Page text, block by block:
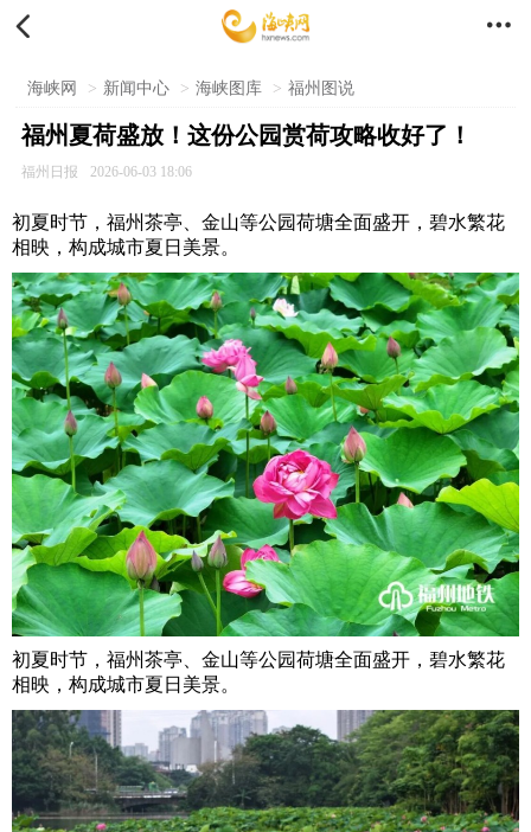
 
海峡网 > 新闻中心 > 海峡图库 > 福州图说
福州夏荷盛放！这份公园赏荷攻略收好了！
福州日报 2026-06-03 18:06
初夏时节，福州茶亭、金山等公园荷塘全面盛开，碧水繁花
相映，构成城市夏日美景。
初夏时节，福州茶亭、金山等公园荷塘全面盛开，碧水繁花
相映，构成城市夏日美景。